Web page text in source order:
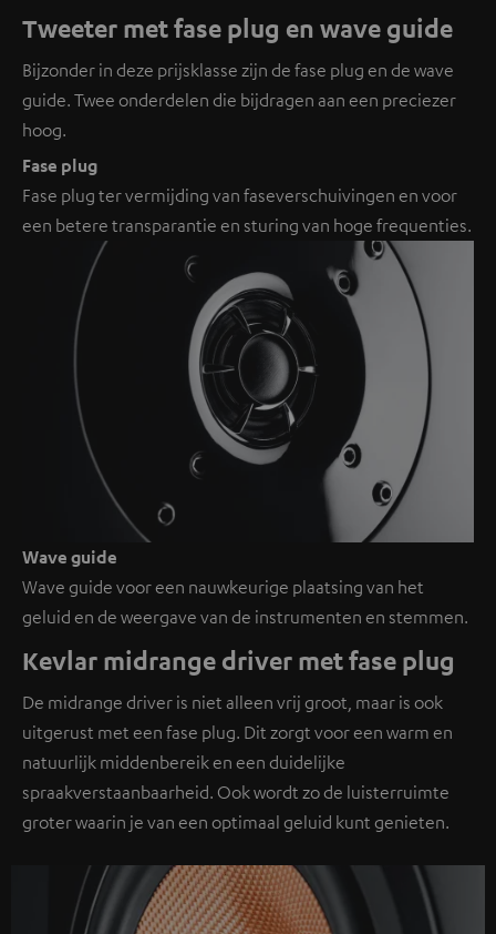
Tweeter met fase plug en wave guide
Bijzonder in deze prijsklasse zijn de fase plug en de wave
guide. Twee onderdelen die bijdragen aan een preciezer
hoog.
Fase plug
Fase plug ter vermijding van faseverschuivingen en voor
een betere transparantie en sturing van hoge frequenties.
Wave guide
Wave guide voor een nauwkeurige plaatsing van het
geluid en de weergave van de instrumenten en stemmen.
Kevlar midrange driver met fase plug
De midrange driver is niet alleen vrij groot, maar is ook
uitgerust met een fase plug. Dit zorgt voor een warm en
natuurlijk middenbereik en een duidelijke
spraakverstaanbaarheid. Ook wordt zo de luisterruimte
groter waarin je van een optimaal geluid kunt genieten.